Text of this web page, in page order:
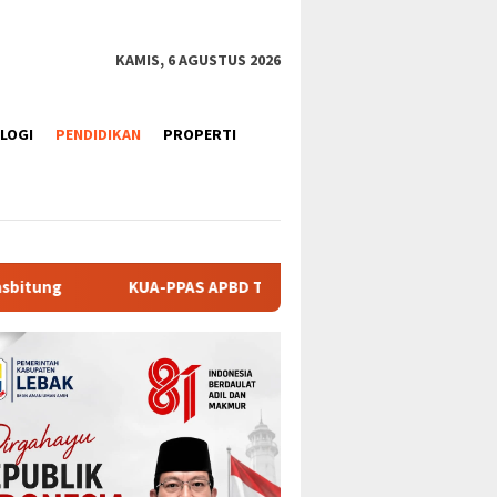
KAMIS, 6 AGUSTUS 2026
PENDIDIKAN PROPERTI
APBD Tanah Datar 2027 Disepakati, DPRD dan Pemkab Perkuat